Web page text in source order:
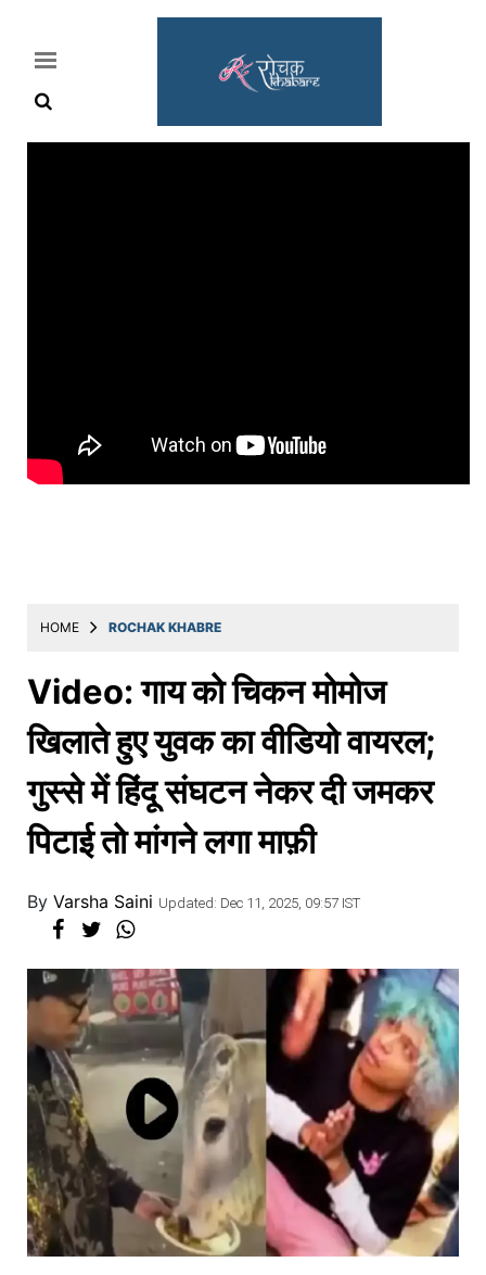
&
मराठी
मनोरंजन
स्पोर्ट्स
बिझनेस
लाईफस्टाईल
हेल्थ
खाना
HOME ROCHAK KHABRE
Video: गाय को चिकन मोमोज
खिलाते हुए युवक का वीडियो वायरल;
गुस्से में हिंदू संघटन नेकर दी जमकर
पिटाई तो मांगने लगा माफ़ी
By Varsha Saini Updated: Dec 11, 2025, 09:57 IST